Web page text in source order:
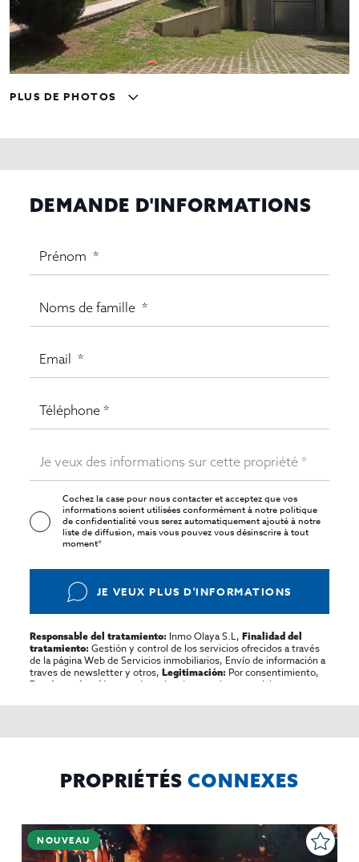
PLUS DE PHOTOS
DEMANDE D'INFORMATIONS
Cochez la case pour nous contacter et acceptez que vos
informations soient utilisées conformément à notrepolitique
de confidentialitévous serez automatiquement ajouté à notre
liste de diffusion, mais vous pouvez vous désinscrire à tout
moment*
JE VEUX PLUS D'INFORMATIONS
Responsable del tratamiento: Inmo Olaya S.L,Finalidad del
tratamiento: Gestión y control de los servicios ofrecidos a través
de la página Web de Servicios inmobiliarios, Envío de información a
traves de newsletter y otros,Legitimación: Por consentimiento,
Destinatarios:
No se cederan los datos, salvo para elaborar
rectificar y suprimir los datos, solicitar la portabilidad de los
PROPRIÉTÉS CONNEXES
NOUVEAU